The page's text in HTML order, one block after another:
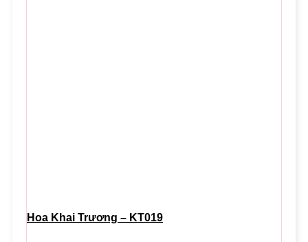
Hoa Khai Trương – KT019